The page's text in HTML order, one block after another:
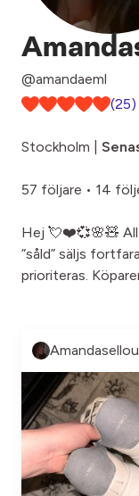
@amandaeml
(25)
Stockholm |
57 följare • 14
Hej 💘❤️💞🌸🧸
”såld” säljs
prioriteras.